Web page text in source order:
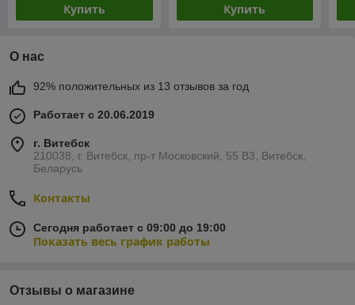
Купить Купить
О нас
92% положительных из 13 отзывов за год
Работает с 20.06.2019
г. Витебск
210038, г. Витебск, пр-т Московский, 55 B3, Витебск,
Беларусь
Контакты
Сегодня работает с 09:00 до 19:00
Показать весь график работы
Отзывы о магазине